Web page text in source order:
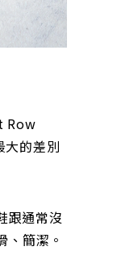
Row
的差別
跟通常沒
、簡潔。